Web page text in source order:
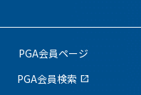
PGA会員ページ
PGA会員検索 open_in_new